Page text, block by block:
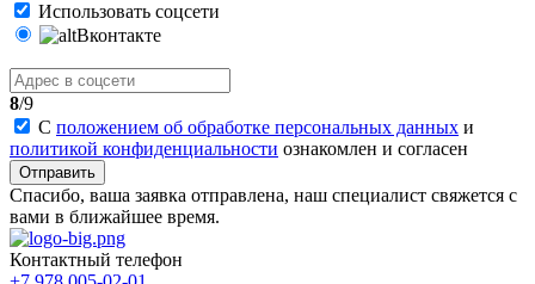
Использовать соцсети
Вконтакте
8/9
С положением об обработке персональных данных и
политикой конфиденциальности ознакомлен и согласен
Отправить
Спасибо, ваша заявка отправлена, наш специалист свяжется с
вами в ближайшее время.
Контактный телефон